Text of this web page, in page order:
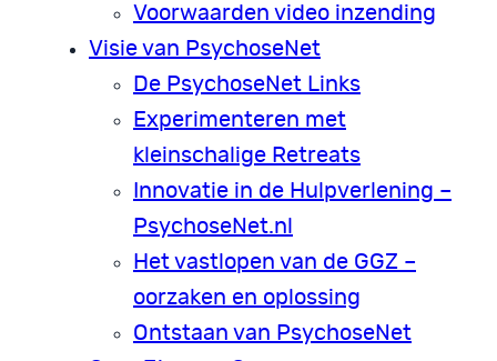
Voorwaarden video inzending
Visie van PsychoseNet
De PsychoseNet Links
Experimenteren met
kleinschalige Retreats
Innovatie in de Hulpverlening –
PsychoseNet.nl
Het vastlopen van de GGZ –
oorzaken en oplossing
Ontstaan van PsychoseNet